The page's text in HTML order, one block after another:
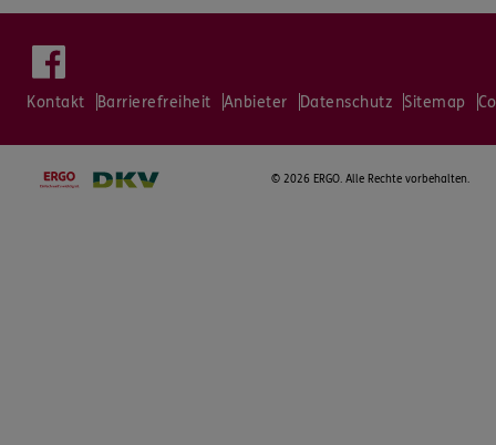
Kontakt Barrierefreiheit Anbieter Datenschutz Sitemap
© 2026 ERGO. Alle Rechte vorbehalten.